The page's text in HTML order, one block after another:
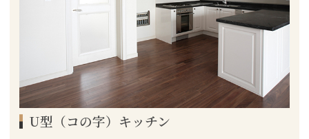
U型（コの字）キッチン